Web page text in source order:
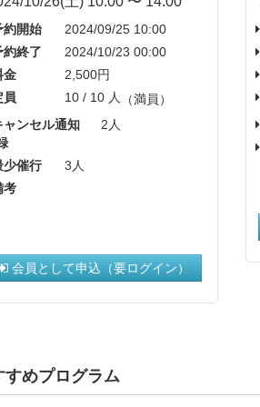
約開始
2024/09/25 10:00
約終了
2024/10/23 00:00
金
2,500円
員
10 / 10 人
（満員）
ャンセル通知
2人
少催行
3人
考
会員として申込（要ログイン）
すめプログラム